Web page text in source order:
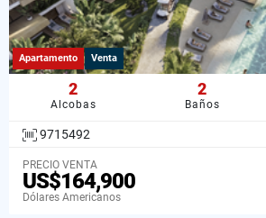
Apartamento Venta
2
Alcobas
2
Baños
9715492
PRECIO VENTA
US$164,900
Dólares Americanos